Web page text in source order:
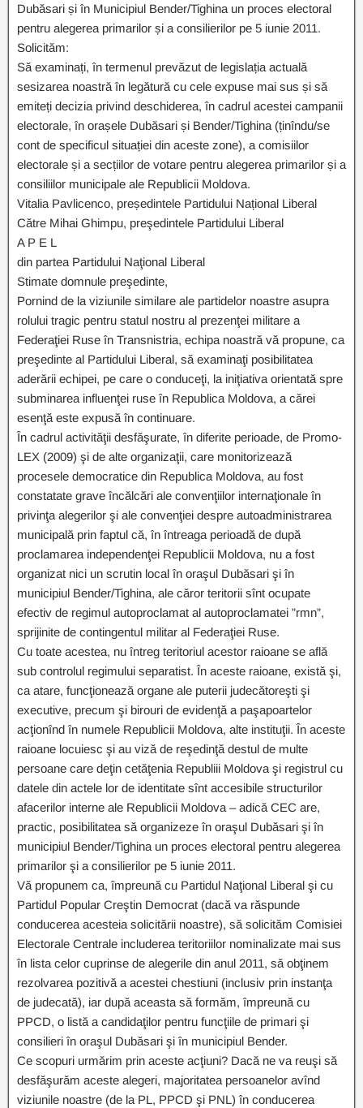
Dubăsari și în Municipiul Bender/Tighina un proces electoral
pentru alegerea primarilor și a consilierilor pe 5 iunie 2011.
Solicităm:
Să examinați, în termenul prevăzut de legislația actuală
sesizarea noastră în legătură cu cele expuse mai sus și să
emiteți decizia privind deschiderea, în cadrul acestei campanii
electorale, în orașele Dubăsari și Bender/Tighina (ținîndu/se
cont de specificul situației din aceste zone), a comisiilor
electorale și a secțiilor de votare pentru alegerea primarilor și a
consiliilor municipale ale Republicii Moldova.
Vitalia Pavlicenco, președintele Partidului Național Liberal
Către Mihai Ghimpu, preşedintele Partidului Liberal
A P E L
din partea Partidului Naţional Liberal
Stimate domnule preşedinte,
Pornind de la viziunile similare ale partidelor noastre asupra
rolului tragic pentru statul nostru al prezenţei militare a
Federaţiei Ruse în Transnistria, echipa noastră vă propune, ca
preşedinte al Partidului Liberal, să examinaţi posibilitatea
aderării echipei, pe care o conduceţi, la iniţiativa orientată spre
subminarea influenţei ruse în Republica Moldova, a cărei
esenţă este expusă în continuare.
În cadrul activităţii desfăşurate, în diferite perioade, de Promo-
LEX (2009) şi de alte organizaţii, care monitorizează
procesele democratice din Republica Moldova, au fost
constatate grave încălcări ale convenţiilor internaţionale în
privinţa alegerilor şi ale convenţiei despre autoadministrarea
municipală prin faptul că, în întreaga perioadă de după
proclamarea independenţei Republicii Moldova, nu a fost
organizat nici un scrutin local în oraşul Dubăsari şi în
municipiul Bender/Tighina, ale căror teritorii sînt ocupate
efectiv de regimul autoproclamat al autoproclamatei ”rmn”,
sprijinite de contingentul militar al Federaţiei Ruse.
Cu toate acestea, nu întreg teritoriul acestor raioane se află
sub controlul regimului separatist. În aceste raioane, există şi,
ca atare, funcţionează organe ale puterii judecătoreşti şi
executive, precum şi birouri de evidenţă a paşapoartelor
acţionînd în numele Republicii Moldova, alte instituţii. În aceste
raioane locuiesc şi au viză de reşedinţă destul de multe
persoane care deţin cetăţenia Republiii Moldova şi registrul cu
datele din actele lor de identitate sînt accesibile structurilor
afacerilor interne ale Republicii Moldova – adică CEC are,
practic, posibilitatea să organizeze în oraşul Dubăsari şi în
municipiul Bender/Tighina un proces electoral pentru alegerea
primarilor şi a consilierilor pe 5 iunie 2011.
Vă propunem ca, împreună cu Partidul Naţional Liberal şi cu
Partidul Popular Creştin Democrat (dacă va răspunde
conducerea acesteia solicitării noastre), să solicităm Comisiei
Electorale Centrale includerea teritoriilor nominalizate mai sus
în lista celor cuprinse de alegerile din anul 2011, să obţinem
rezolvarea pozitivă a acestei chestiuni (inclusiv prin instanţa
de judecată), iar după aceasta să formăm, împreună cu
PPCD, o listă a candidaţilor pentru funcţiile de primari şi
consilieri în oraşul Dubăsari şi în municipiul Bender.
Ce scopuri urmărim prin aceste acţiuni? Dacă ne va reuşi să
desfăşurăm aceste alegeri, majoritatea persoanelor avînd
viziunile noastre (de la PL, PPCD şi PNL) în conducerea